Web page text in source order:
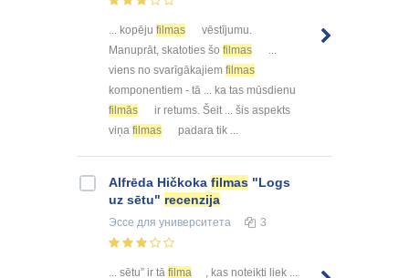
... kopēju filmas
vēstījumu.
Manuprāt, skatoties šo filmas
...
viens no svarīgākajiem filmas
komponentiem - tā ... ka tas mūsdienu
filmās
ir retums. Šeit ... šis aspekts
viņa filmas padara tik ...
Alfrēda Hičkoka filmas "Logs
uz sētu" recenzija
Эссе для университета 3
... sētu” ir tā filma , kas noteikti liek ...